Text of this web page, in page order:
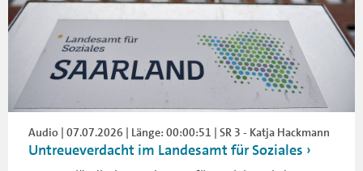
Audio | 07.07.2026 | Länge: 00:00:51 | SR 3 - Katja Hackmann
Untreueverdacht im Landesamt für Soziales